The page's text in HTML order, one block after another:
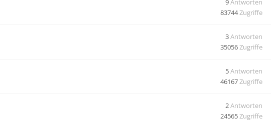
9Antworten
83744Zugriffe
3Antworten
35056Zugriffe
5Antworten
46167Zugriffe
2Antworten
24565Zugriffe